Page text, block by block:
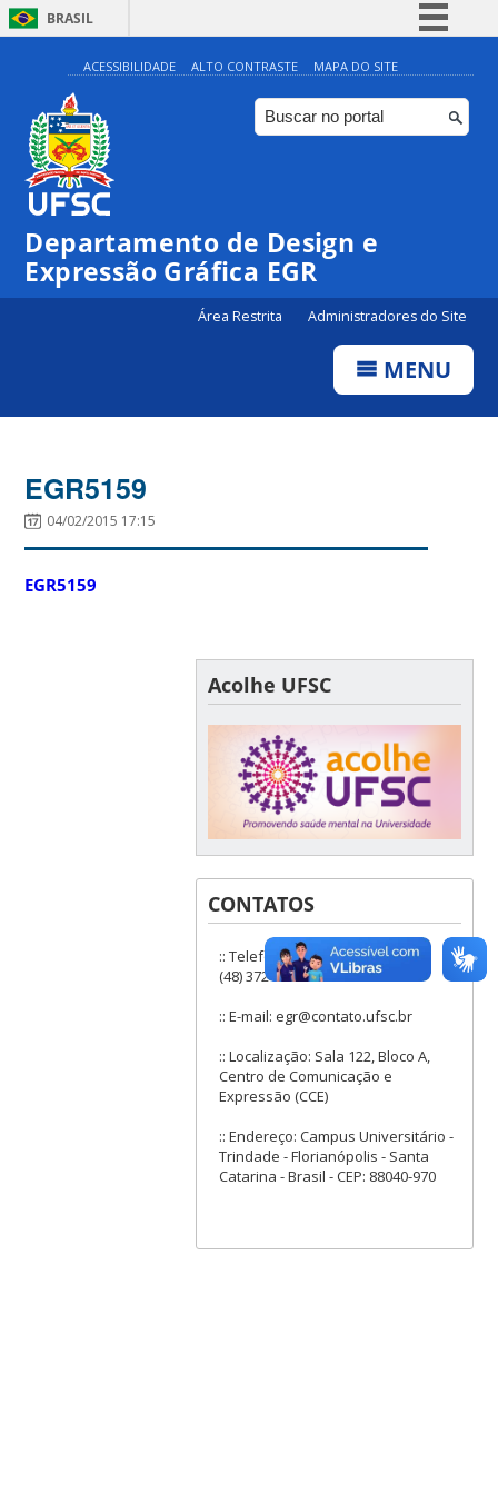
BRASIL
Simplifique!
Comunica BR
Participe
Canais
ACESSIBILIDADE ALTO CONTRASTE MAPA DO SITE
Departamento de Design e
Expressão Gráfica EGR
Área Restrita Administradores do Site
MENU
EGR5159
04/02/2015 17:15
EGR5159
Acolhe UFSC
CONTATOS
:: Telefones: (48) 3721-9285 ou
(48) 3721-6504
:: E-mail: egr@contato.ufsc.br
:: Localização: Sala 122, Bloco A,
Centro de Comunicação e
Expressão (CCE)
:: Endereço: Campus Universitário -
Trindade - Florianópolis - Santa
Catarina - Brasil - CEP: 88040-970